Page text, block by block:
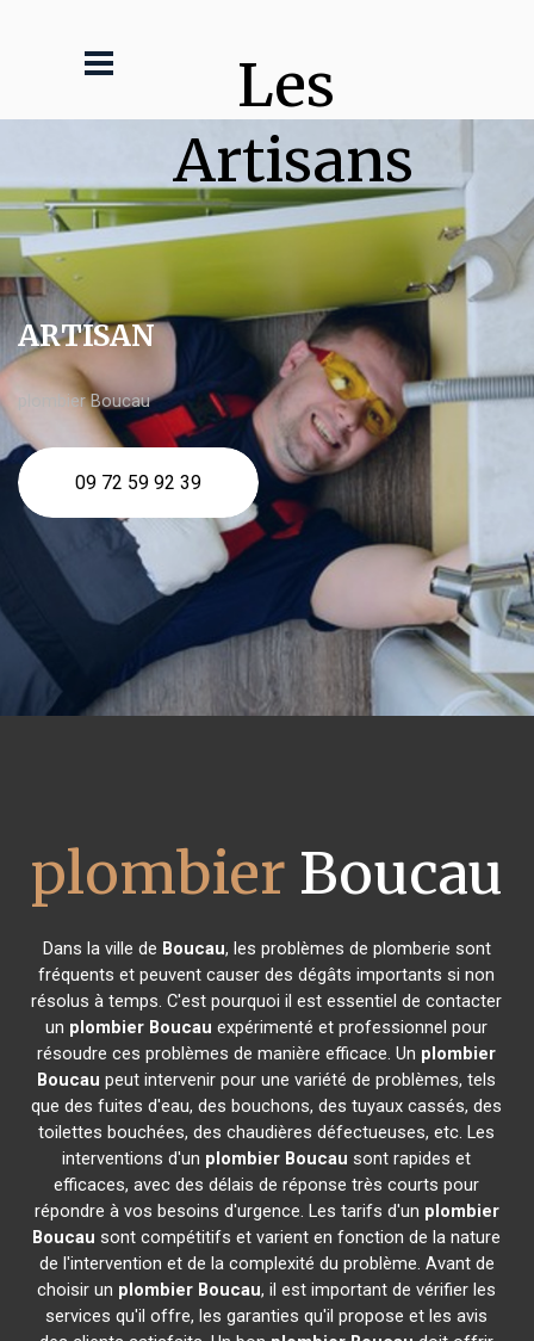
Les
Artisans
ARTISAN
plombier Boucau
09 72 59 92 39
plombier Boucau
Dans la ville de Boucau, les problèmes de plomberie sont
fréquents et peuvent causer des dégâts importants si non
résolus à temps. C'est pourquoi il est essentiel de contacter
un plombier Boucau expérimenté et professionnel pour
résoudre ces problèmes de manière efficace. Un plombier
Boucau peut intervenir pour une variété de problèmes, tels
que des fuites d'eau, des bouchons, des tuyaux cassés, des
toilettes bouchées, des chaudières défectueuses, etc. Les
interventions d'un plombier Boucau sont rapides et
efficaces, avec des délais de réponse très courts pour
répondre à vos besoins d'urgence. Les tarifs d'un plombier
Boucau sont compétitifs et varient en fonction de la nature
de l'intervention et de la complexité du problème. Avant de
choisir un plombier Boucau, il est important de vérifier les
services qu'il offre, les garanties qu'il propose et les avis